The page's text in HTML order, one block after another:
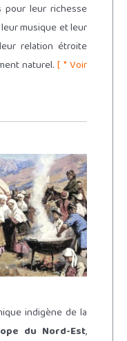
pour leur richesse
musique et leur
relation étroite
naturel.[ * Voir
indigène de la
du Nord-Est,